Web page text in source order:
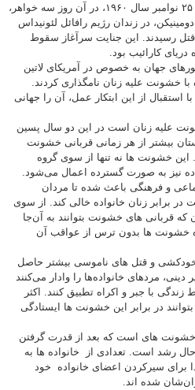
منشا تاریخی این روز بر می‌گردد به ۲۵ نوامبر سال ۱۹۶۰، در آن روز سه خواهر،
در زندان رژیم رافائل لئونیداس
رسیدند. این جنایت سرآغاز سقوط
کارائیب بود.
کشورهای جهان به خصوص در آمریکای لاتین
خشونت علیه زنان نامگذاری کردند.
از این ابتکار عمل، آن را جهانی
علیه زنان است در این دو سال پسین
بیشتر از هر زمانی قربانی خشونت
خشونت ها نه تنها از سوی گروه
نیز به صورت گسترده اعمال می‌شود.
و فرهنگی باعث شده تا مردان
برابر زنان خانواده خالی کند. از سوی
قربانی های خشونت بتوانند به آن‌جا
ها بدون ترس از عواقب آن
خودکشی و قتل های ناموسی بیشتر حاصل
مردهای خانواده‌ها را وادار می‌کنند
با جبر و اکراه تطبیق کنند. اکثر
در برابر این خشونت ها ایستادگی
های است که بعد از قدرت گرفتن
رشد است. تعدادی از خانواده ها به
برای سیرکردن اعضای خانواده خود
شده اند.